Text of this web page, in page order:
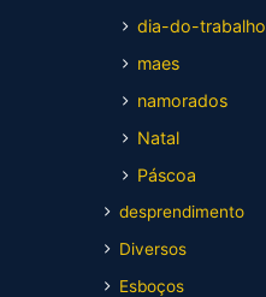
dia-do-trabalho
maes
namorados
Natal
Páscoa
desprendimento
Diversos
Esboços